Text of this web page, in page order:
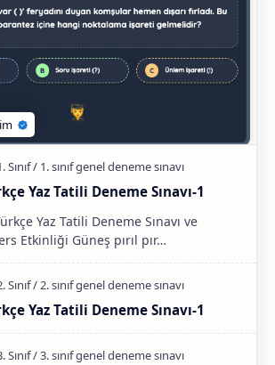
Yaz Tatili Deneme Sınavı-1
Yaz Tatili Deneme Sınavı ve
İnteraktif Ders Etkinliği Güneş pırıl pır…
Yaz Tatili Deneme Sınavı-1